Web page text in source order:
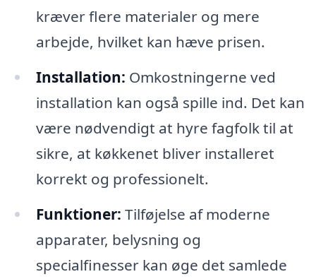
kræver flere materialer og mere
arbejde, hvilket kan hæve prisen.
Installation: Omkostningerne ved
installation kan også spille ind. Det kan
være nødvendigt at hyre fagfolk til at
sikre, at køkkenet bliver installeret
korrekt og professionelt.
Funktioner: Tilføjelse af moderne
apparater, belysning og
specialfinesser kan øge det samlede